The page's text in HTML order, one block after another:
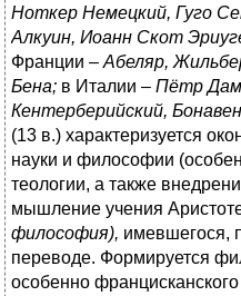
Ноткер Немецкий, Гуго
Алкуин, Иоанн Скот
Франции – Абеляр,
Бена; в Италии – Пётр
Кентерберийский,
(13 в.) характеризуется
науки и философии
теологии, а также
мышление учения
философия), имевшегося,
переводе. Формируется
особенно